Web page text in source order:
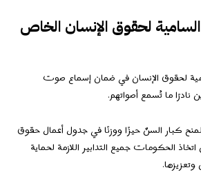
لحقوق الإنسان الخاص
لحقوق الإنسان في ضمان إسماع صوت
نادرًا ما تُسمع أصواتهم.
كبار السنّ حيزًا ووزنًا في جدول أعمال حقوق
الحكومات جميع التدابير اللازمة لحماية